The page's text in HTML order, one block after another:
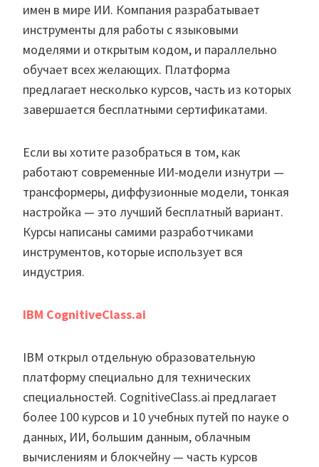
имен в мире ИИ. Компания разрабатывает
инструменты для работы с языковыми
моделями и открытым кодом, и параллельно
обучает всех желающих. Платформа
предлагает несколько курсов, часть из которых
завершается бесплатными сертификатами.
Если вы хотите разобраться в том, как
работают современные ИИ-модели изнутри —
трансформеры, диффузионные модели, тонкая
настройка — это лучший бесплатный вариант.
Курсы написаны самими разработчиками
инструментов, которые использует вся
индустрия.
IBM CognitiveClass.ai
IBM открыл отдельную образовательную
платформу специально для технических
специальностей. CognitiveClass.ai предлагает
более 100 курсов и 10 учебных путей по науке о
данных, ИИ, большим данным, облачным
вычислениям и блокчейну — часть курсов